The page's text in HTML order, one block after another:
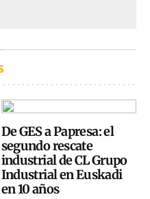
De GES a Papresa: el
segundo rescate
industrial de CL Grupo
Industrial en Euskadi
en 10 años